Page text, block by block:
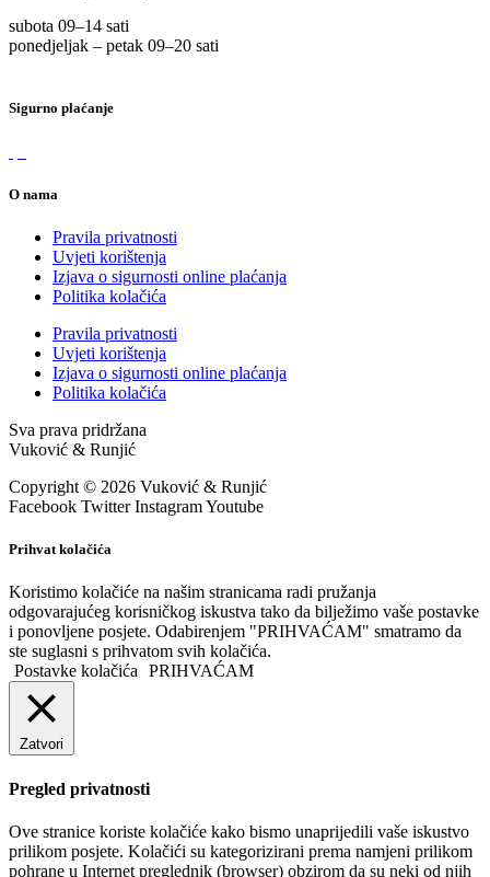
subota 09–14 sati
ponedjeljak – petak 09–20 sati
Sigurno plaćanje
O nama
Pravila privatnosti
Uvjeti korištenja
Izjava o sigurnosti online plaćanja
Politika kolačića
Pravila privatnosti
Uvjeti korištenja
Izjava o sigurnosti online plaćanja
Politika kolačića
Sva prava pridržana
Vuković & Runjić
Copyright © 2026 Vuković & Runjić
Facebook Twitter InstagramYoutube
Prihvat kolačića
Koristimo kolačiće na našim stranicama radi pružanja
odgovarajućeg korisničkog iskustva tako da bilježimo vaše postavke
i ponovljene posjete. Odabirenjem "PRIHVAĆAM" smatramo da
ste suglasni s prihvatom svih kolačića.
Postavke kolačića
PRIHVAĆAM
Zatvori
Pregled privatnosti
Ove stranice koriste kolačiće kako bismo unaprijedili vaše iskustvo
prilikom posjete. Kolačići su kategorizirani prema namjeni prilikom
pohrane u Internet preglednik (browser) obzirom da su neki od njih